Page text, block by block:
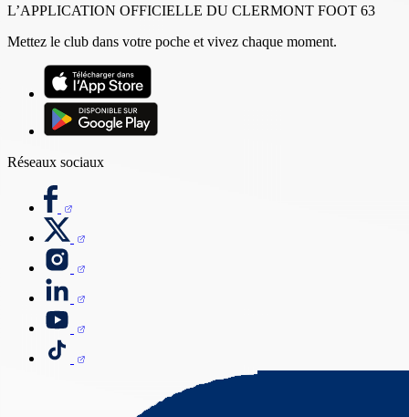
L’APPLICATION OFFICIELLE DU CLERMONT FOOT 63
Mettez le club dans votre poche et vivez chaque moment.
Réseaux sociaux